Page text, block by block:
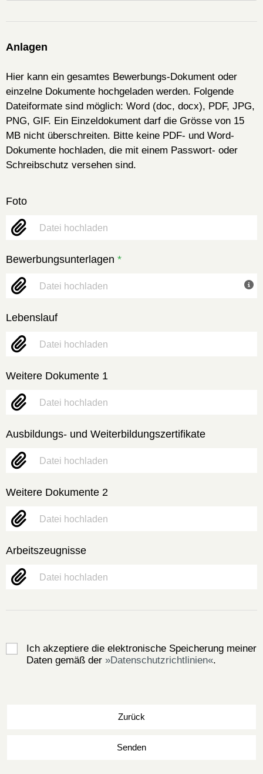
Anlagen
Hier kann ein gesamtes Bewerbungs-Dokument oder
einzelne Dokumente hochgeladen werden. Folgende
Dateiformate sind möglich: Word (doc, docx), PDF, JPG,
PNG, GIF. Ein Einzeldokument darf die Grösse von 15
MB nicht überschreiten. Bitte keine PDF- und Word-
Dokumente hochladen, die mit einem Passwort- oder
Schreibschutz versehen sind.
Foto
Datei hochladen
Bewerbungsunterlagen *
Datei hochladen
Lebenslauf
Datei hochladen
Weitere Dokumente 1
Datei hochladen
Ausbildungs- und Weiterbildungszertifikate
Datei hochladen
Weitere Dokumente 2
Datei hochladen
Arbeitszeugnisse
Datei hochladen
Ich akzeptiere die elektronische Speicherung meiner
Daten gemäß der
Datenschutzrichtlinien .
Zurück
Senden